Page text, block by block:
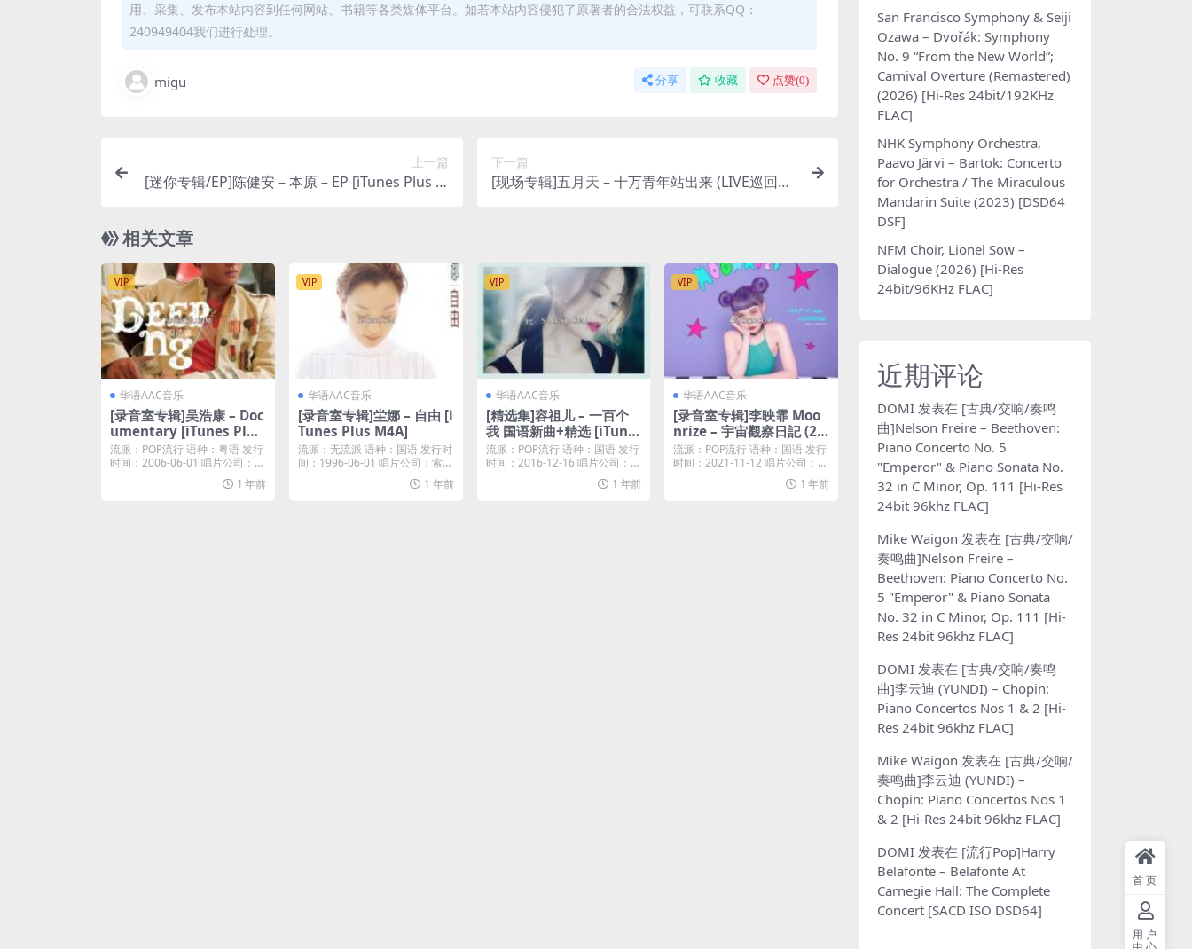
用、采集、发布本站内容到任何网站、书籍等各类媒体平台。如若本站内容侵犯了原著者的合法权益，可联系QQ：
240949404我们进行处理。
migu 分享 收藏 点赞(0)
上一篇
[迷你专辑/EP]陈健安 – 本原 – EP [iTunes Plus M
下一篇
[现场专辑]五月天 – 十万青年站出来 (LIVE巡回演
相关文章
VIP
华语AAC音乐
[录音室专辑]吴浩康 – Doc
umentary [iTunes Plus
M4A]
流派：POP流行 语种：粤语 发行
时间：2006-06-01 唱片公司：英
1 年前
VIP
华语AAC音乐
[录音室专辑]坣娜 – 自由 [i
Tunes Plus M4A]
流派：无流派 语种：国语 发行时
间：1996-06-01 唱片公司：索尼
1 年前
VIP
华语AAC音乐
[精选集]容祖儿 – 一百个
我 国语新曲+精选 [iTune
s Plus M4A]
流派：POP流行 语种：国语 发行
时间：2016-12-16 唱片公司：英
1 年前
VIP
华语AAC音乐
[录音室专辑]李映霏 Moo
nrize – 宇宙觀察日記 (20
21) [iTunes Plus M4A]
流派：POP流行 语种：国语 发行
时间：2021-11-12 唱片公司：旭
1 年前
San Francisco Symphony & Seiji
Ozawa – Dvořák: Symphony
No. 9 “From the New World”;
Carnival Overture (Remastered)
(2026) [Hi-Res 24bit/192KHz
FLAC]
NHK Symphony Orchestra,
Paavo Järvi – Bartok: Concerto
for Orchestra / The Miraculous
Mandarin Suite (2023) [DSD64
DSF]
NFM Choir, Lionel Sow –
Dialogue (2026) [Hi-Res
24bit/96KHz FLAC]
近期评论
DOMI 发表在 [古典/交响/奏鸣
曲]Nelson Freire – Beethoven:
Piano Concerto No. 5
"Emperor" & Piano Sonata No.
32 in C Minor, Op. 111 [Hi-Res
24bit 96khz FLAC]
Mike Waigon 发表在 [古典/交响/
奏鸣曲]Nelson Freire –
Beethoven: Piano Concerto No.
5 "Emperor" & Piano Sonata
No. 32 in C Minor, Op. 111 [Hi-
Res 24bit 96khz FLAC]
DOMI 发表在 [古典/交响/奏鸣
曲]李云迪 (YUNDI) – Chopin:
Piano Concertos Nos 1 & 2 [Hi-
Res 24bit 96khz FLAC]
Mike Waigon 发表在 [古典/交响/
奏鸣曲]李云迪 (YUNDI) –
Chopin: Piano Concertos Nos 1
& 2 [Hi-Res 24bit 96khz FLAC]
DOMI 发表在 [流行Pop]Harry
Belafonte – Belafonte At
Carnegie Hall: The Complete
Concert [SACD ISO DSD64]
首页
用户